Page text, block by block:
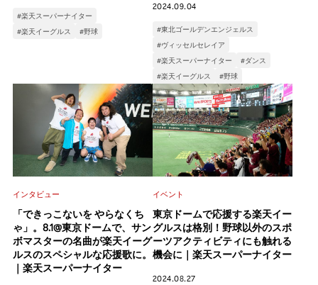
#楽天スーパーナイター
#楽天イーグルス
#野球
2024.09.04
#東北ゴールデンエンジェルス
#ヴィッセルセレイア
#楽天スーパーナイター
#ダンス
#楽天イーグルス
#野球
インタビュー
「できっこないを やらなくち
ゃ」。8.1@東京ドームで、サン
ボマスターの名曲が楽天イーグ
ルスのスペシャルな応援歌に。
｜楽天スーパーナイター
イベント
東京ドームで応援する楽天イー
グルスは格別！野球以外のスポ
ーツアクティビティにも触れる
機会に｜楽天スーパーナイター
2024.08.27